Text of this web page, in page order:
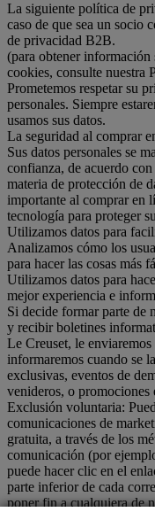
La siguiente política de
caso de que sea un socio
de privacidad B2B.
(para obtener información
cookies, consulte nuestra
Prometemos respetar su
personales. Siempre
usamos sus datos.
La seguridad al comprar
Sus datos personales se
confianza, de acuerdo
materia de protección de
importante al comprar en
tecnología para proteger
Utilizamos datos para
Analizamos cómo los
para hacer las cosas más
Utilizamos datos para
mejor experiencia e
Si decide formar parte de
y recibir boletines
Le Creuset, le
informaremos cuando se
exclusivas, eventos de
venideros, o promociones
Exclusión voluntaria:
comunicaciones de
gratuita, a través de los
comunicación (por
puede hacer clic en el
parte inferior de cada
poner fin a cualquiera de